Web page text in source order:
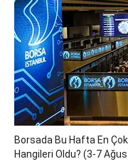
Borsada Bu Hafta En
Hangileri Oldu? (3-7